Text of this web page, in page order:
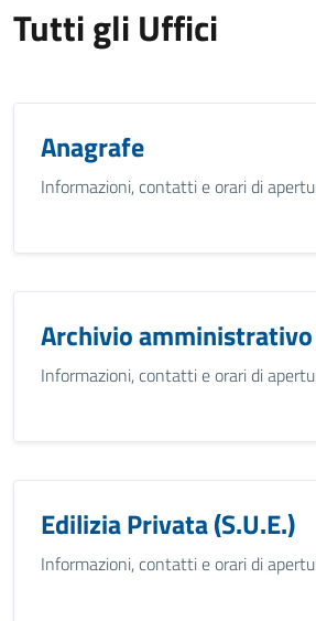
Tutti gli Uffici
Anagrafe
Informazioni, contatti e orari di
Archivio amministrativo
Informazioni, contatti e orari di
Edilizia Privata (S.U.E.)
Informazioni, contatti e orari di